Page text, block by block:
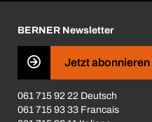
Business Conduct
BERNER Newsletter
Jetzt abonnieren
061 715 92 22 Deutsch
061 715 93 33 Francais